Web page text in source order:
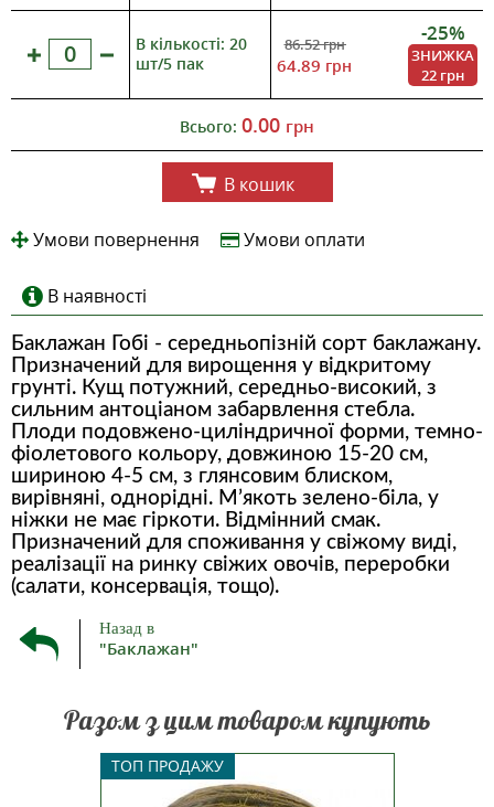
В кількості: 20
шт/5 пак
86.52грн
64.89 грн
-25%
ЗНИЖКА
22 грн
Всього: 0.00 грн
В кошик
Умови повернення Умови оплати
В наявності
Баклажан Гобі - середньопізній сорт баклажану.
Призначений для вирощення у відкритому
грунті. Кущ потужний, середньо-високий, з
сильним антоціаном забарвлення стебла.
Плоди подовжено-циліндричної форми, темно-
фіолетового кольору, довжиною 15-20 см,
шириною 4-5 см, з глянсовим блиском,
вирівняні, однорідні. М’якоть зелено-біла, у
ніжки не має гіркоти. Відмінний смак.
Призначений для споживання у свіжому виді,
реалізації на ринку свіжих овочів, переробки
(салати, консервація, тощо).
Назад в
"Баклажан"
Разом з цим товаром купують
ТОП ПРОДАЖУ
Середньостиглий гібрид дині
типу Пієл де Сапо. Період